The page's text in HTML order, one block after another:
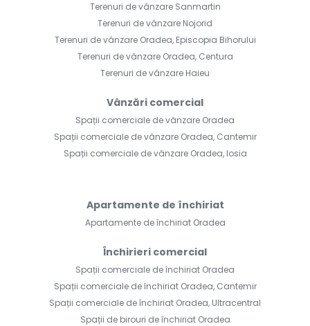
Terenuri de vânzare Sanmartin
Terenuri de vânzare Nojorid
Terenuri de vânzare Oradea, Episcopia Bihorului
Terenuri de vânzare Oradea, Centura
Terenuri de vânzare Haieu
Vânzări comercial
Spații comerciale de vânzare Oradea
Spații comerciale de vânzare Oradea, Cantemir
Spații comerciale de vânzare Oradea, Iosia
Apartamente de închiriat
Apartamente de închiriat Oradea
Închirieri comercial
Spații comerciale de închiriat Oradea
Spații comerciale de închiriat Oradea, Cantemir
Spații comerciale de închiriat Oradea, Ultracentral
Spații de birouri de închiriat Oradea